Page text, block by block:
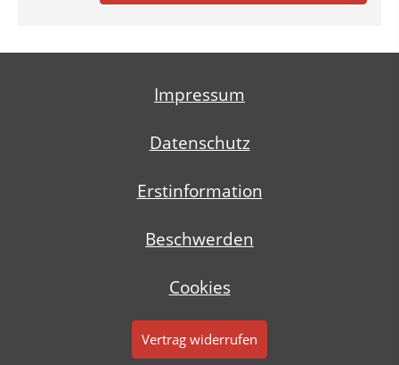
Impressum
Datenschutz
Erstinformation
Beschwerden
Cookies
Vertrag widerrufen